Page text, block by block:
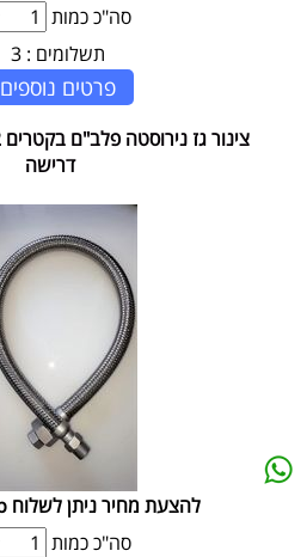
סה"כ כמות
תשלומים : 3
פרטים נוספים
דרישה
להצעת מחיר ניתן לשלוח WhatsApp
סה"כ כמות